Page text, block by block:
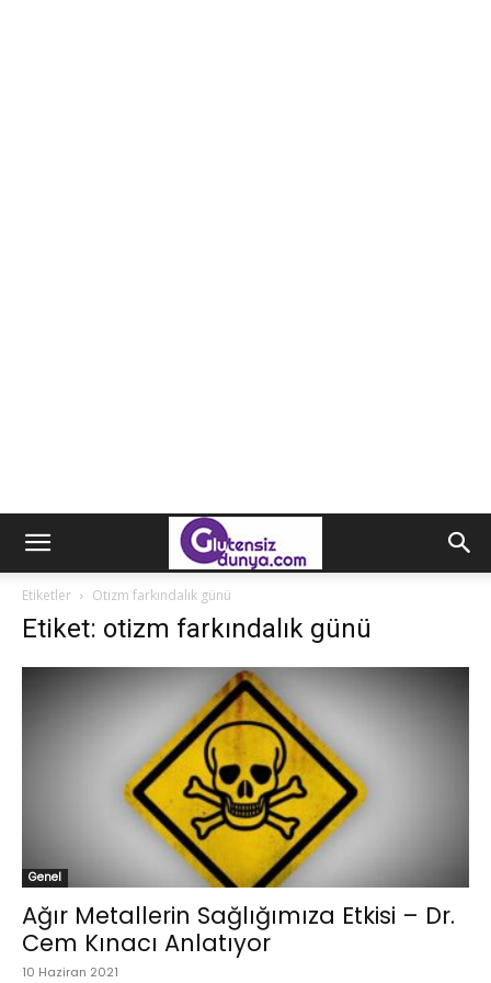
Etiketler Otizm farkındalık günü
Etiket: otizm farkındalık günü
Genel
Ağır Metallerin Sağlığımıza Etkisi – Dr.
Cem Kınacı Anlatıyor
10 Haziran 2021